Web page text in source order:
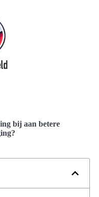
bij aan betere